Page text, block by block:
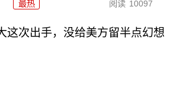
最热 阅读 10097
这次出手，没给美方留半点幻想